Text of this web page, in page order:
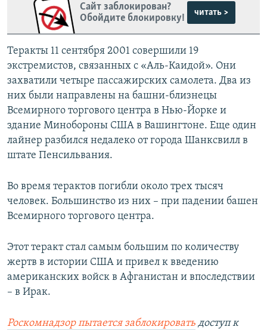
Сайт заблокирован?
Обойдите блокировку!
читать >
Теракты 11 сентября 2001 совершили 19
экстремистов, связанных с «Аль-Каидой». Они
захватили четыре пассажирских самолета. Два из
них были направлены на башни-близнецы
Всемирного торгового центра в Нью-Йорке и
здание Минобороны США в Вашингтоне. Еще один
лайнер разбился недалеко от города Шанксвилл в
штате Пенсильвания.
Во время терактов погибли около трех тысяч
человек. Большинство из них – при падении башен
Всемирного торгового центра.
Этот теракт стал самым большим по количеству
жертв в истории США и привел к введению
американских войск в Афганистан и впоследствии
– в Ирак.
Роскомнадзор пытается заблокировать доступ к